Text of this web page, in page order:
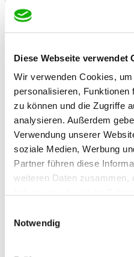
Diese Webseite verwendet
Wir verwenden Cookies,
personalisieren, Funktionen
zu können und die Zugriffe
analysieren. Außerdem
Verwendung unserer
soziale Medien, Werbung
Partner führen diese
weiteren Daten zusammen,
Notwendig
In den Warenkorb Danke! Etwas
Speiseweizenkörner 1kg
- wichtigste Getreideart
- eignet sich ideal zum backen
- Lagerung: Kühl und trocken
Zusatzinformationen
Inhaltsstoffe
Brennwert/100g:
Nährwerte/100g:
Kohlenhydrate:
g davon gesättigte
Lieferzeit
Lieferzeit von 2-3
Spedition ca. 5
Bestellungen bis